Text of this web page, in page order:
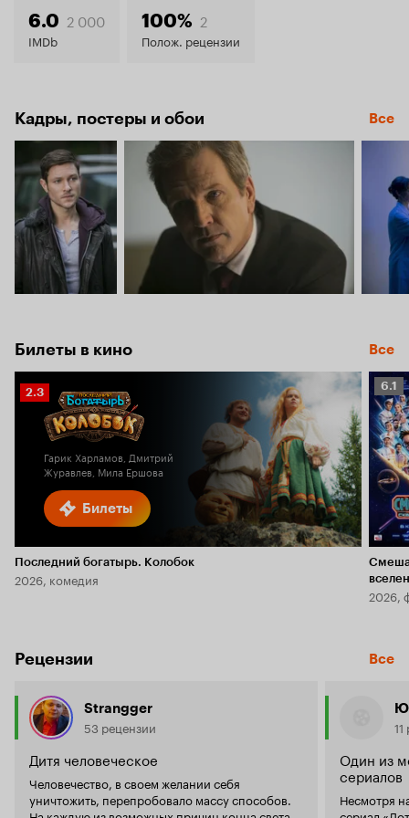
6.1
6.0 2 000
IMDb
100% 2
Полож. рецензии
Кадры, постеры и обои Все
Билеты в кино Все
Билеты
Рейтинг
Кинопоиска
2.3
Гарик Харламов, Дмитрий
Журавлев, Мила Ершова
Последний богатырь. Колобок
2026, комедия
6.1
6.1
2026,
Рецензии Все
Strangger
53 рецензии
Дитя человеческое
Человечество, в своем желании себя
уничтожить, перепробовало массу способов.
Один из
сериалов
Несмотря